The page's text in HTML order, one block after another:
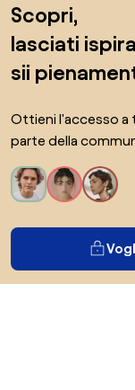
Scopri,
lasciati
sii
Ottieni l'accesso a
parte della